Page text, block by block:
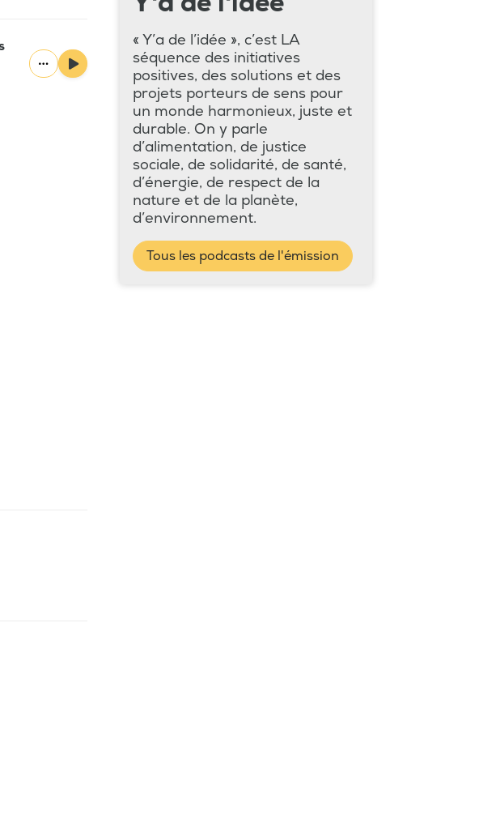
« Y’a de l’idée », c’est LA
séquence des initiatives
positives, des solutions et des
projets porteurs de sens pour
un monde harmonieux, juste et
durable. On y parle
d’alimentation, de justice
sociale, de solidarité, de santé,
d’énergie, de respect de la
nature et de la planète,
d’environnement.
Tous les podcasts de l'émission